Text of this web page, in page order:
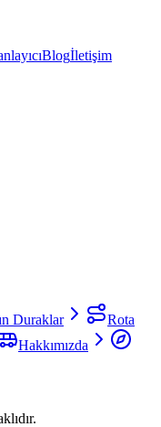
Blogİletişim
Duraklar
Rota
Hakkımızda